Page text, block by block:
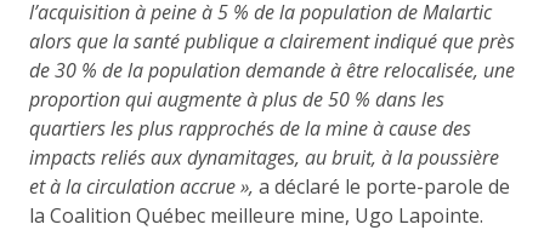
l’acquisition à peine à 5 % de la population de Malartic
alors que la santé publique a clairement indiqué que près
de 30 % de la population demande à être relocalisée, une
proportion qui augmente à plus de 50 % dans les
quartiers les plus rapprochés de la mine à cause des
impacts reliés aux dynamitages, au bruit, à la poussière
et à la circulation accrue», a déclaré le porte-parole de
la Coalition Québec meilleure mine, Ugo Lapointe.